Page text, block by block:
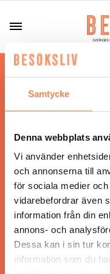
Samtycke
Denna webbplats
Vi använder
och annonserna till
för sociala medier
vidarebefordrar även
information från din
annons- och
Dessa kan i sin tur
information som du
Hos oss läser
nyheter och
Besöksliv i sin